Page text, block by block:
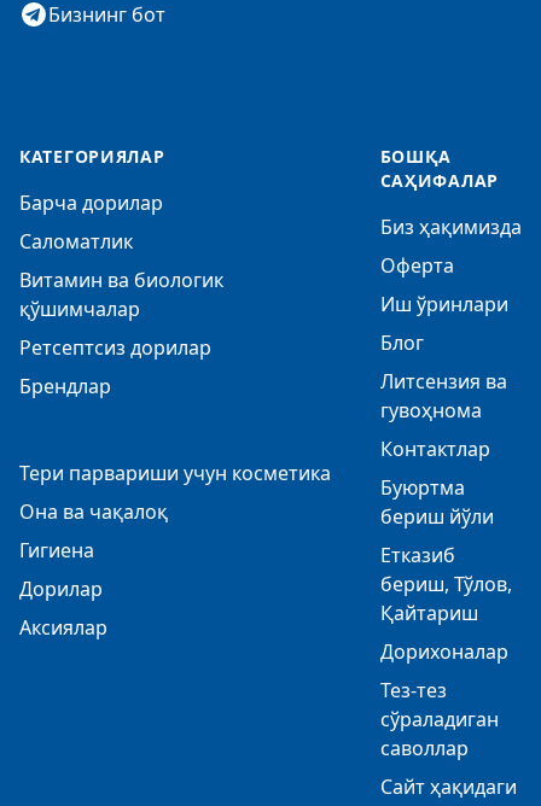
Бизнинг бот
КАТЕГОРИЯЛАР
Барча дорилар
Саломатлик
Витамин ва биологик
қўшимчалар
Ретсептсиз дорилар
Брендлар
Тери парвариши учун косметика
Она ва чақалоқ
Гигиена
Дорилар
Аксиялар
БОШҚА
САҲИФАЛАР
Биз ҳақимизда
Оферта
Иш ўринлари
Блог
Литсензия ва
гувоҳнома
Контактлар
Буюртма
бериш йўли
Етказиб
бериш, Тўлов,
Қайтариш
Дорихоналар
Тез-тез
сўраладиган
саволлар
Сайт ҳақидаги